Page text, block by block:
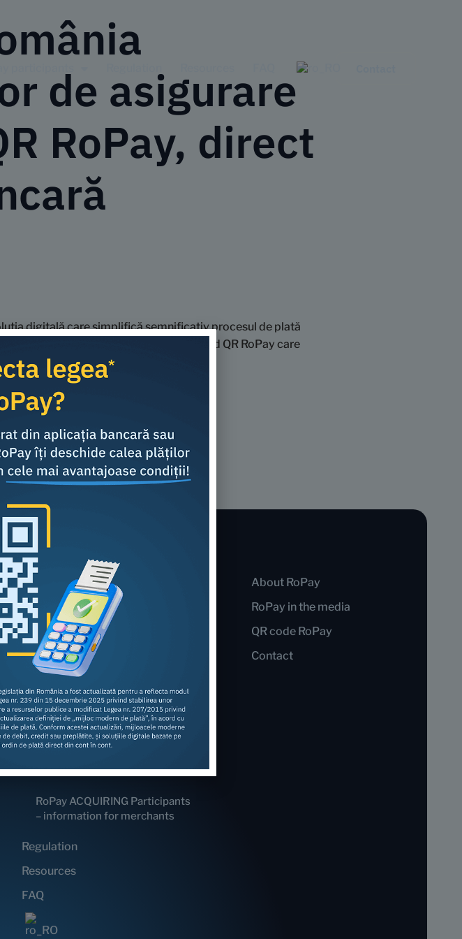
de asigurare
RoPay, direct
digitală care simplifică semnificativ procesul de plată
emise de Generali includ un cod QR RoPay care
și intuitivă.
Consumers
Business
RoPay fees for banks and
payment processors
– information for merchants
RoPay participants
– information for payers
RoPay ACQUIRING Participants
– information for merchants
Regulation
Resources
FAQ
About RoPay
RoPay in the media
QR code RoPay
Contact